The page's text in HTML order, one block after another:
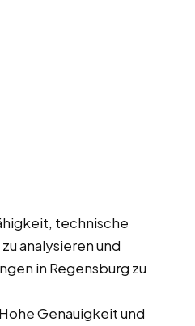
technische
analysieren und
in Regensburg zu
Genauigkeit und